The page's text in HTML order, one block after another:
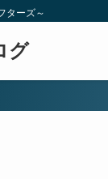
ターズ～
グ